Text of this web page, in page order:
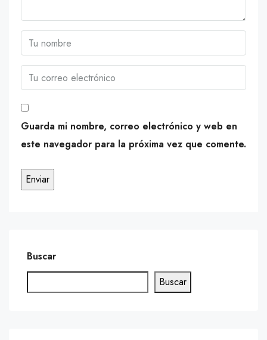
Guarda mi nombre, correo electrónico y web en
este navegador para la próxima vez que comente.
Buscar
Buscar